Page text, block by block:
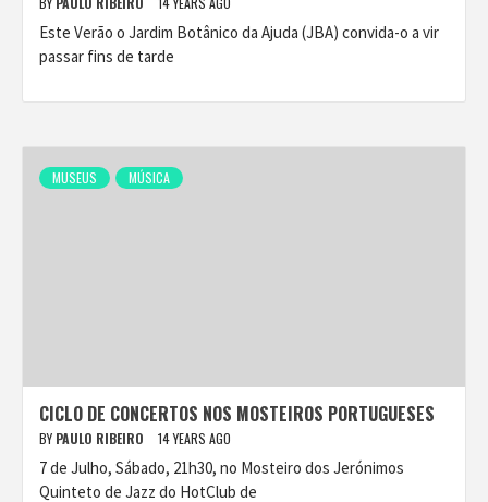
Este Verão o Jardim Botânico da Ajuda (JBA) convida-o a vir
passar fins de tarde
MUSEUS MÚSICA
CICLO DE CONCERTOS NOS MOSTEIROS PORTUGUESES
BY PAULO RIBEIRO 14 YEARS AGO
7 de Julho, Sábado, 21h30, no Mosteiro dos Jerónimos
Quinteto de Jazz do HotClub de